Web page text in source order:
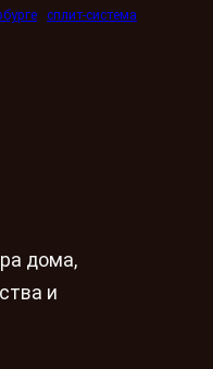
сплит-система
дома,
и